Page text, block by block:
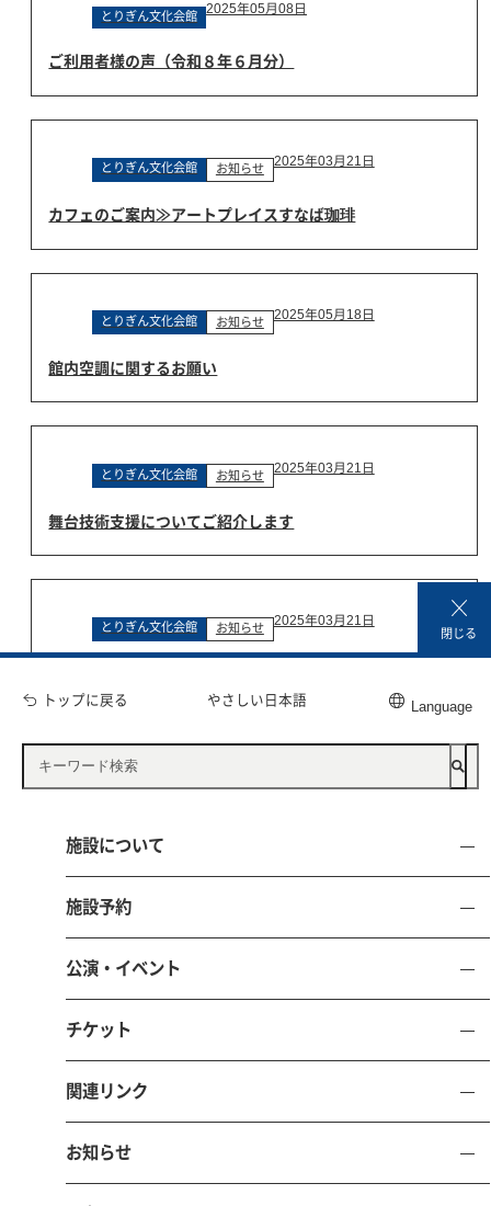
閉じる
トップに戻る やさしい日本語 Language
施設について
施設予約
公演・イベント
チケット
関連リンク
お知らせ
とりぎん文化会館 2025年05月08日
ご利用者様の声（令和８年６月分）
とりぎん文化会館 お知らせ 2025年03月21日
カフェのご案内≫アートプレイスすなば珈琲
とりぎん文化会館 お知らせ 2025年05月18日
館内空調に関するお願い
とりぎん文化会館 お知らせ 2025年03月21日
舞台技術支援についてご紹介します
とりぎん文化会館 お知らせ 2025年03月21日
公益財団法人 鳥取県文化振興財団
〒680-0017 鳥取県鳥取市尚徳町101-5
電話 0857-21-8700 FAX 0857-21-8705